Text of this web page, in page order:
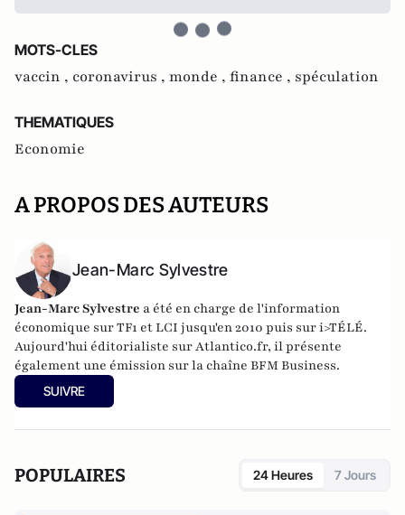
MOTS-CLES
vaccin , coronavirus , monde , finance , spéculation
THEMATIQUES
Economie
A PROPOS DES AUTEURS
Jean-Marc Sylvestre
Jean-Marc Sylvestre a été en charge de l'information
économique sur TF1 et LCI jusqu'en 2010 puis sur i>TÉLÉ.
Aujourd'hui éditorialiste sur Atlantico.fr, il présente
également une émission sur la chaîne BFM Business.
SUIVRE
POPULAIRES 24 Heures 7 Jours